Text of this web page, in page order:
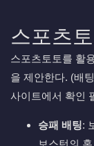
스포츠
스포츠토토를 활
을 제안한다. (배
사이트에서 확인
승패 배팅:
보스턴의